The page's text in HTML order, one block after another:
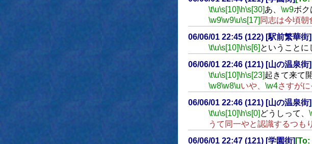
\t\u\s[10]\h\s[30]あ、 \w9ボク
\w9\w9\u\s[17] 同志は今頃朝
06/06/01 22:45 (122) [駅前繁華街]
\t\u\s[10]\h\s[6] ということに
06/06/01 22:46 (121) [山の温泉街]
\t\u\s[10]\h\s[23]起きて来て
\w8\w8\uいや、 \w4さすがに
06/06/01 22:46 (121) [山の温泉街]
\t\u\s[10]\h\s[0] どうしって、
うて同一やと認識するつも
06/06/01 22:47 (121) [学園街] [To: